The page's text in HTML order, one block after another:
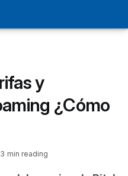
y
¿Cómo
3 min reading